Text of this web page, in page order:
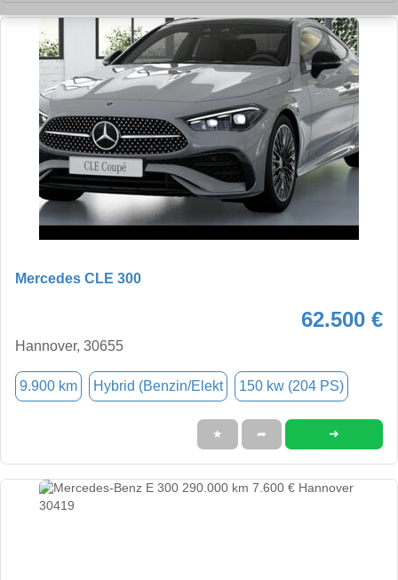
Mercedes CLE 300
62.500 €
Hannover, 30655
9.900 km Hybrid (Benzin/Elekt 150 kw (204 PS)
★ ➦ ➜